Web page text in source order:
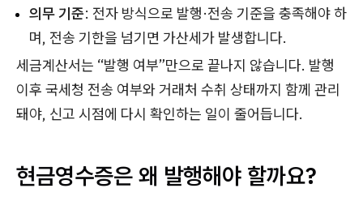
의무 기준: 전자 방식으로 발행·전송 기준을 충족해야 하
며, 전송 기한을 넘기면 가산세가 발생합니다.
세금계산서는 “발행 여부”만으로 끝나지 않습니다. 발행
이후 국세청 전송 여부와 거래처 수취 상태까지 함께 관리
돼야, 신고 시점에 다시 확인하는 일이 줄어듭니다.
현금영수증은 왜 발행해야 할까요?